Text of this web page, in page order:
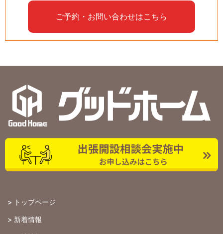
ご予約・お問い合わせはこちら
> トップページ
> 新着情報